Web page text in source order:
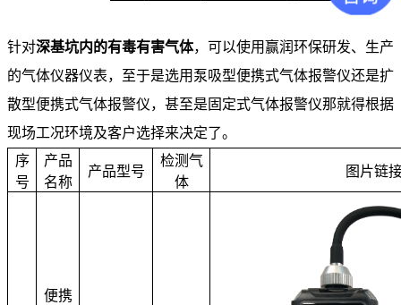
针对深基坑内的有毒有害气体，可以使用赢润环保研发、生产
的气体仪器仪表，至于是选用泵吸型便携式气体报警仪还是扩
散型便携式气体报警仪，甚至是固定式气体报警仪那就得根据
现场工况环境及客户选择来决定了。
序
号
产品
名称
产品型号
检测气
体
图片链
便携